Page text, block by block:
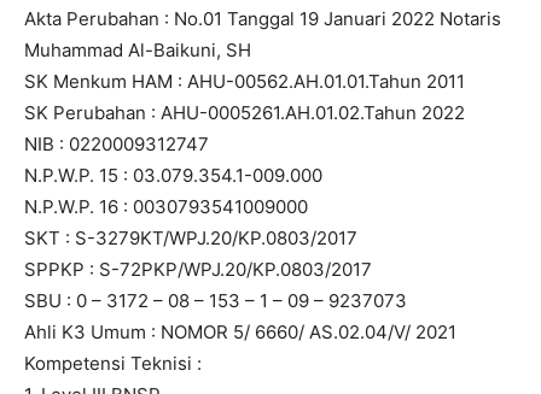
Akta Perubahan : No.01 Tanggal 19 Januari 2022 Notaris
Muhammad Al-Baikuni, SH
SK Menkum HAM : AHU-00562.AH.01.01.Tahun 2011
SK Perubahan : AHU-0005261.AH.01.02.Tahun 2022
NIB : 0220009312747
N.P.W.P. 15 : 03.079.354.1-009.000
N.P.W.P. 16 : 0030793541009000
SKT : S-3279KT/WPJ.20/KP.0803/2017
SPPKP : S-72PKP/WPJ.20/KP.0803/2017
SBU : 0 – 3172 – 08 – 153 – 1 – 09 – 9237073
Ahli K3 Umum : NOMOR 5/ 6660/ AS.02.04/V/ 2021
Kompetensi Teknisi :